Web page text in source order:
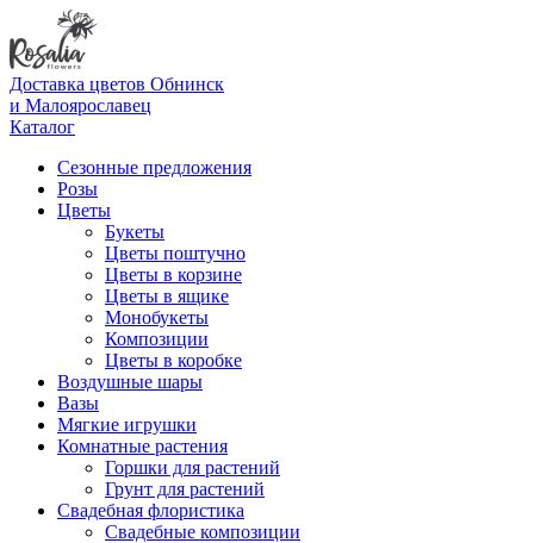
Доставка цветов Обнинск
и Малоярославец
Каталог
Сезонные предложения
Розы
Цветы
Букеты
Цветы поштучно
Цветы в корзине
Цветы в ящике
Монобукеты
Композиции
Цветы в коробке
Воздушные шары
Вазы
Мягкие игрушки
Комнатные растения
Горшки для растений
Грунт для растений
Свадебная флористика
Свадебные композиции